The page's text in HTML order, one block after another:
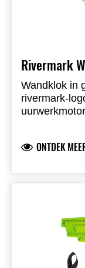
Rivermark
Wandklok in
rivermark-
ONTDEK